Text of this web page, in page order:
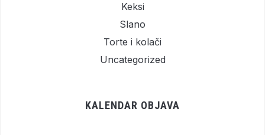
Keksi
Slano
Torte i kolači
Uncategorized
KALENDAR OBJAVA